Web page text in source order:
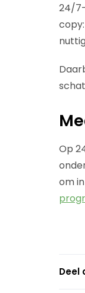
24/
Op
om
Deel